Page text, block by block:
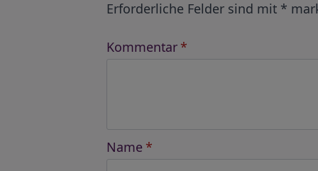
Erforderliche Felder sind mit *
Kommentar *
Name *